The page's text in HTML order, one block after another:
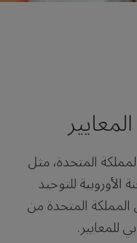
المتحدة، مثل
الأوروبية للتوحيد
المملكة المتحدة من
للمعايير.